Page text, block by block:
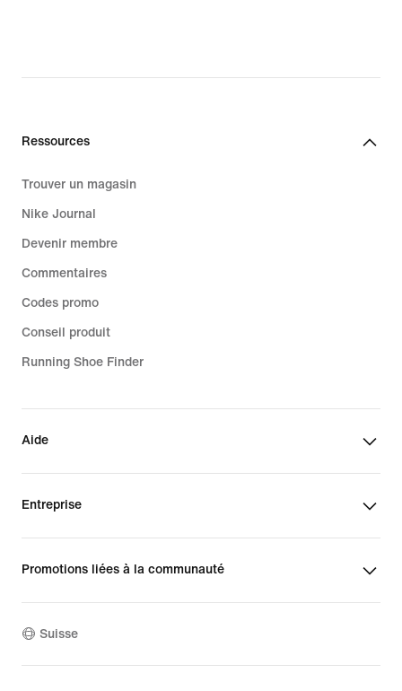
Ressources
Trouver un magasin
Nike Journal
Devenir membre
Commentaires
Codes promo
Conseil produit
Running Shoe Finder
Aide
Entreprise
Promotions liées à la communauté
Suisse